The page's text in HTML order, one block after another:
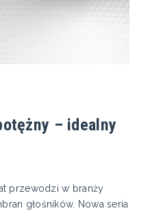
– idealny
przewodzi w branży
głośników. Nowa seria